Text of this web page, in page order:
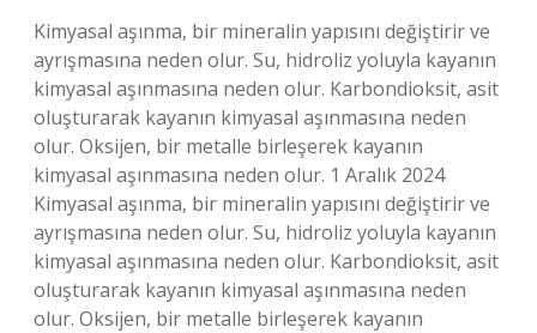
Kimyasal aşınma, bir mineralin yapısını değiştirir ve
ayrışmasına neden olur. Su, hidroliz yoluyla kayanın
kimyasal aşınmasına neden olur. Karbondioksit, asit
oluşturarak kayanın kimyasal aşınmasına neden
olur. Oksijen, bir metalle birleşerek kayanın
kimyasal aşınmasına neden olur. 1 Aralık 2024
Kimyasal aşınma, bir mineralin yapısını değiştirir ve
ayrışmasına neden olur. Su, hidroliz yoluyla kayanın
kimyasal aşınmasına neden olur. Karbondioksit, asit
oluşturarak kayanın kimyasal aşınmasına neden
olur. Oksijen, bir metalle birleşerek kayanın